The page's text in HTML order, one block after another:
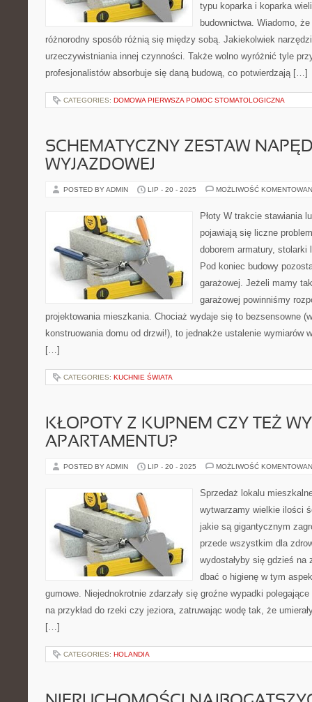
typu koparka i koparka
budownictwa. Wiadomo,
różnorodny sposób różnią się między sobą. Jakiekolwiek
urzeczywistniania innej czynności. Także wolno wyróżnić tyle
profesjonalistów absorbuje się daną budową, co potwierdzają […]
CATEGORIES: DOMOWA PIERWSZA POMOC STOMATOLOGICZNA
SCHEMATYCZNY ZESTAW
WYJAZDOWEJ
POSTED BY ADMIN LIP - 20 - 2025 MOŻLIWOŚĆ
Płoty W trakcie stawiania
pojawiają się liczne
doborem armatury, stolarki
Pod koniec budowy
garażowej. Jeżeli mamy
garażowej powinniśmy
projektowania mieszkania. Chociaż wydaje się to bezsensowne
konstruowania domu od drzwi!), to jednakże ustalenie wymiarów
[…]
CATEGORIES: KUCHNIE ŚWIATA
KŁOPOTY Z KUPNEM CZY TEŻ
APARTAMENTU?
POSTED BY ADMIN LIP - 20 - 2025 MOŻLIWOŚĆ
Sprzedaż lokalu
wytwarzamy wielkie ilości
jakie są gigantycznym
przede wszystkim dla
wydostałyby się gdzieś
dbać o higienę w tym
gumowe. Niejednokrotnie zdarzały się groźne wypadki
na przykład do rzeki czy jeziora, zatruwając wodę tak, że
[…]
CATEGORIES: HOLANDIA